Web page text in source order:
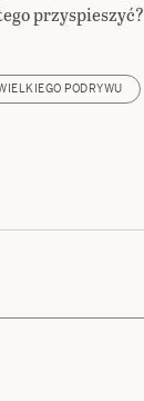
przyspieszyć?
PODRYWU